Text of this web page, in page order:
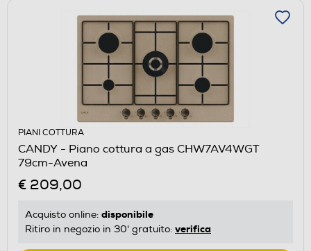
PIANI COTTURA
CANDY - Piano cottura a gas CHW7AV4WGT
79cm-Avena
€ 209,00
Acquisto online: disponibile
Ritiro in negozio in 30' gratuito: verifica